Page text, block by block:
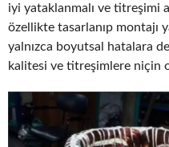
iyi yataklanmalı ve titreşimi
özellikte tasarlanıp montajı
yalnızca boyutsal hatalara
kalitesi ve titreşimlere niçin